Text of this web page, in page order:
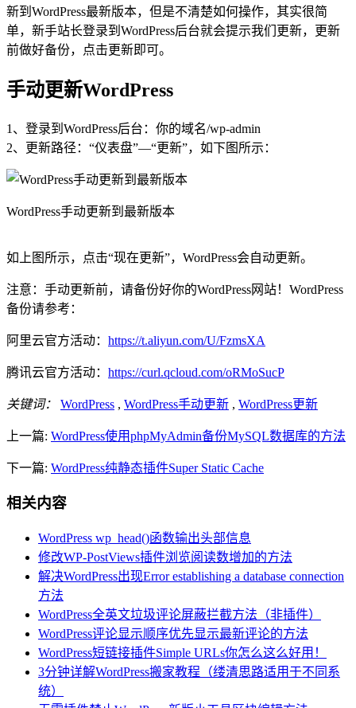
新到WordPress最新版本，但是不清楚如何操作，其实很简
单，新手站长登录到WordPress后台就会提示我们更新，更新
前做好备份，点击更新即可。
手动更新WordPress
1、登录到WordPress后台：你的域名/wp-admin
2、更新路径：“仪表盘”—“更新”，如下图所示：
WordPress手动更新到最新版本
如上图所示，点击“现在更新”，WordPress会自动更新。
注意：手动更新前，请备份好你的WordPress网站！WordPress
备份请参考：
阿里云官方活动： https://t.aliyun.com/U/FzmsXA
腾讯云官方活动： https://curl.qcloud.com/oRMoSucP
关键词： WordPress , WordPress手动更新 , WordPress更新
上一篇: WordPress使用phpMyAdmin备份MySQL数据库的方法
下一篇: WordPress纯静态插件Super Static Cache
相关内容
WordPress wp_head()函数输出头部信息
修改WP-PostViews插件浏览阅读数增加的方法
解决WordPress出现Error establishing a database connection
方法
WordPress全英文垃圾评论屏蔽拦截方法（非插件）
WordPress评论显示顺序优先显示最新评论的方法
WordPress短链接插件Simple URLs你怎么这么好用！
3分钟详解WordPress搬家教程（缕清思路适用于不同系
统）